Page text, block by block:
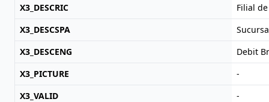
X3_DESCRIC
Filial
X3_DESCSPA
X3_DESCENG
Debit
X3_PICTURE
-
X3_VALID
-